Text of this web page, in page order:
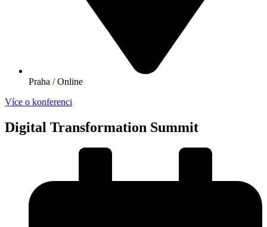
Praha / Online
Více o konferenci
Digital Transformation Summit